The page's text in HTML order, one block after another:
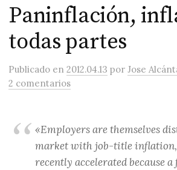
Paninflación,
todas partes
Publicado en2012.04.13 porJose
2 comentarios
«Employers are themselves
market with job-title
recently accelerated because